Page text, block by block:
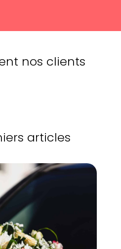
nos clients
articles